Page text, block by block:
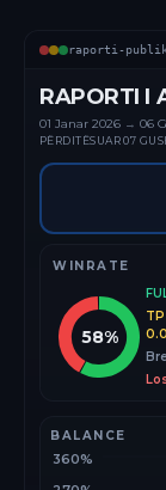
raporti-
RAPORTI I
01 Janar 2026 → 06
PËRDITËSUAR07
WINRATE
58%
TP
BALANCE
360%